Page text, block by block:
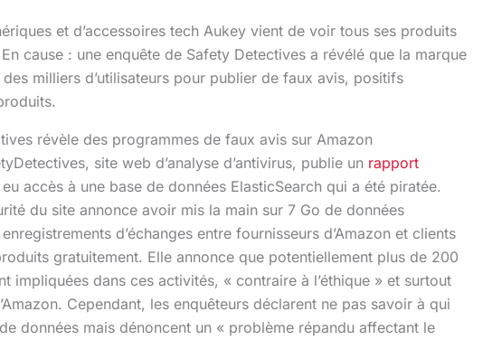
et d’accessoires tech Aukey vient de voir tous ses produits
cause : une enquête de Safety Detectives a révélé que la marque
milliers d’utilisateurs pour publier de faux avis, positifs
révèle des programmes de faux avis sur Amazon
site web d’analyse d’antivirus, publie un rapport
accès à une base de données ElasticSearch qui a été piratée.
du site annonce avoir mis la main sur 7 Go de données
d’échanges entre fournisseurs d’Amazon et clients
gratuitement. Elle annonce que potentiellement plus de 200
impliquées dans ces activités, « contraire à l’éthique » et surtout
Cependant, les enquêteurs déclarent ne pas savoir à qui
données mais dénoncent un « problème répandu affectant le